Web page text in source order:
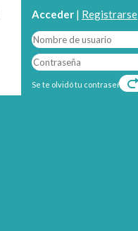
Acceder | Registrarse
Se te olvidó tu contraseña